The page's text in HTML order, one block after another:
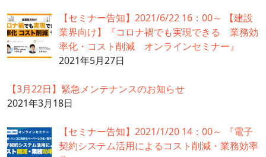
【セミナー告知】2021/6/22 16：00～ 【建設
業界向け】『コロナ禍でも実現できる 業務効
率化・コスト削減 オンラインセミナー』
2021年5月27日
【3月22日】緊急メンテナンスのお知らせ
2021年3月18日
【セミナー告知】2021/1/20 14：00～ 『電子
契約システム活用によるコスト削減・業務効率